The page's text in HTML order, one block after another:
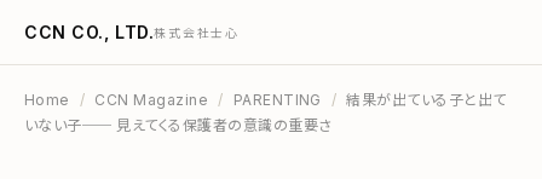
CCN CO., LTD.株式会社士心
Home / CCN Magazine / PARENTING / 結果が出ている子と出て
いない子── 見えてくる保護者の意識の重要さ